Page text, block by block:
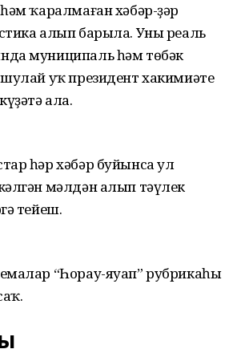
ҡаралмаған хәбәр-ҙәр
алып барыла. Уны реаль
муниципаль һәм төбәк
уҡ президент хакимиәте
ала.
һәр хәбәр буйынса ул
мәлдән алып тәүлек
тейеш.
“Һорау-яуап” рубрикаһы